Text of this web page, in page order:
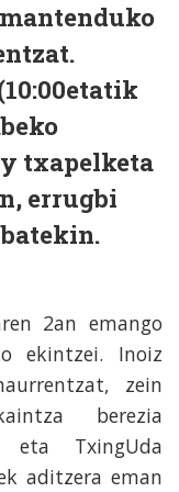
txapelketa
errugbi
2an emango
ekintzei. Inoiz
zein
berezia
eta TxingUda
aditzera eman